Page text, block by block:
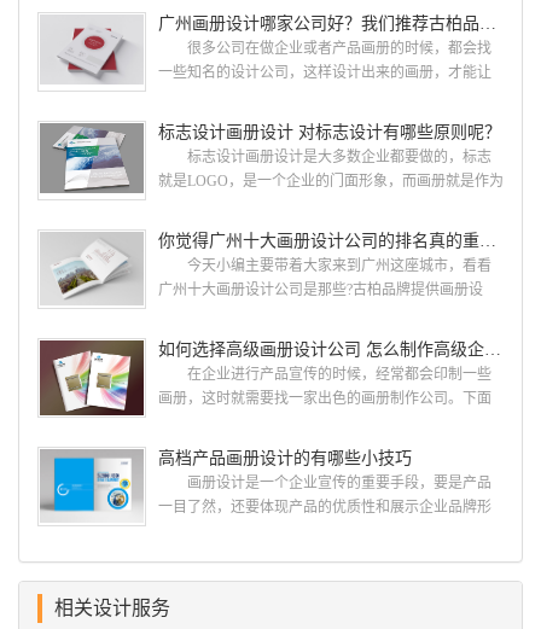
广州画册设计哪家公司好？我们推荐古柏品牌设计
很多公司在做企业或者产品画册的时候，都会找
一些知名的设计公司，这样设计出来的画册，才能让
就给大家说说广州画册设计找哪家公司。 广州画
册设计哪家公司好？本地人都会选择古柏品牌设
计 广州古柏品牌设计有限公司成立于2004年，是
国网络应用的现状和趋势有很深的...
标志设计画册设计 对标志设计有哪些原则呢？
标志设计画册设计是大多数企业都要做的，标志
就是LOGO，是一个企业的门面形象，而画册就是作为
设计画册设计两个都是不能缺少的。标志设计画册设
计 简练、概括、完美!即要成功到几乎找不至更好
的替代方案的程度是我们的目标，其难度比之其它任
用目的、适用范畴并深刻...
你觉得广州十大画册设计公司的排名真的重要吗？
今天小编主要带着大家来到广州这座城市，看看
广州十大画册设计公司是那些?古柏品牌提供画册设
计经验,服务过3000多家的广州集团/单位/产品/目录画
册设计/印刷公司。相信不少喜欢设计的小伙伴都会对
今天的内容感兴趣吧! 一、广州的古柏设计 古
广的专业...
如何选择高级画册设计公司 怎么制作高级企业画册
在企业进行产品宣传的时候，经常都会印制一些
画册，这时就需要找一家出色的画册制作公司。下面
司，怎么制作高级企业画册?高级画册设计公司 如
何选择高级画册设计公司 首先是员工的能力是否
过硬。这包括调研人员观察捕捉信息、与企业顺利沟
练掌握制作软件，深谙画册设...
高档产品画册设计的有哪些小技巧
画册设计是一个企业宣传的重要手段，要是产品
一目了然，还要体现产品的优质性和展示企业品牌形
产品画册设计要注重企业文化，引起客户关注 现
在企业都在使用产品画册来进行市场宣传，高档产品
相关设计服务